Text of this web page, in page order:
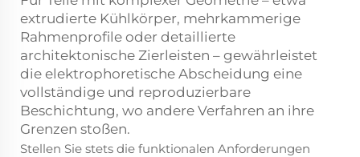
extrudierte Kühlkörper, mehrkammerige
Rahmenprofile oder detaillierte
architektonische Zierleisten – gewährleistet
die elektrophoretische Abscheidung eine
vollständige und reproduzierbare
Beschichtung, wo andere Verfahren an ihre
Grenzen stoßen.
Stellen Sie stets die funktionalen Anforderungen